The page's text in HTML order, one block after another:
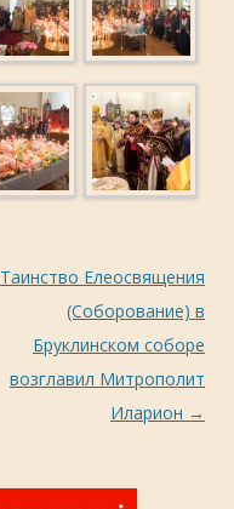
Таинство Елеосвящения
(Соборование) в
Бруклинском соборе
возглавил Митрополит
Иларион →